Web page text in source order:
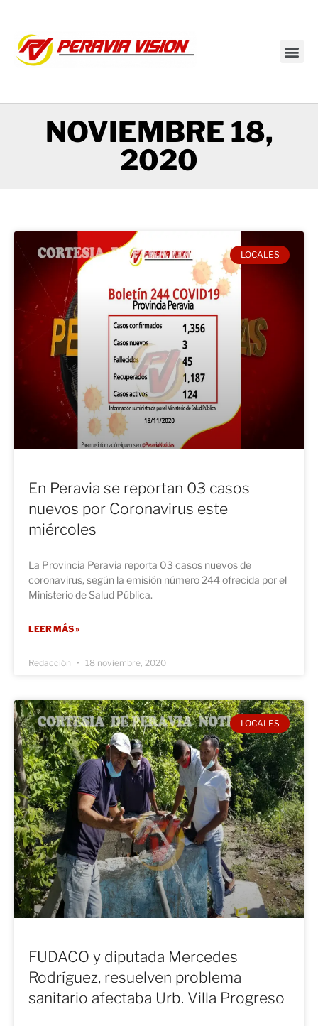
NOVIEMBRE 18,
2020
LOCALES
En Peravia se reportan 03 casos
nuevos por Coronavirus este
miércoles
La Provincia Peravia reporta 03 casos nuevos de
coronavirus, según la emisión número 244 ofrecida por el
Ministerio de Salud Pública.
LEER MÁS »
Redacción 18 noviembre, 2020
LOCALES
FUDACO y diputada Mercedes
Rodríguez, resuelven problema
sanitario afectaba Urb. Villa Progreso